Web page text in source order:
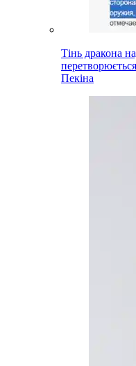
Тінь дракона
Пекіна